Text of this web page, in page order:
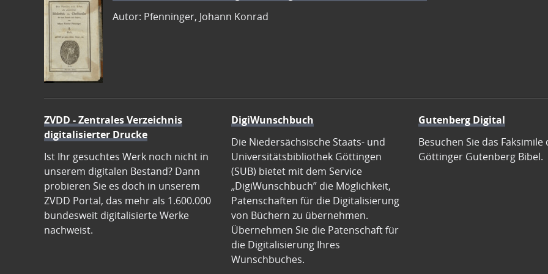
Autor: Pfenninger, Johann Konrad
ZVDD - Zentrales Verzeichnis
digitalisierter Drucke
Ist Ihr gesuchtes Werk noch nicht in
unserem digitalen Bestand? Dann
probieren Sie es doch in unserem
ZVDD Portal, das mehr als 1.600.000
bundesweit digitalisierte Werke
nachweist.
DigiWunschbuch
Die Niedersächsische Staats- und
Universitätsbibliothek Göttingen
(SUB) bietet mit dem Service
„DigiWunschbuch” die Möglichkeit,
Patenschaften für die Digitalisierung
von Büchern zu übernehmen.
Übernehmen Sie die Patenschaft für
die Digitalisierung Ihres
Wunschbuches.
Gutenberg Digital
Besuchen Sie das Faksimile
Göttinger Gutenberg Bibel.